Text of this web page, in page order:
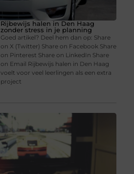
Rijbewijs halen in Den Haag
zonder stress in je planning
Goed artikel? Deel hem dan op: Share
on X (Twitter) Share on Facebook Share
on Pinterest Share on LinkedIn Share
on Email Rijbewijs halen in Den Haag
voelt voor veel leerlingen als een extra
project